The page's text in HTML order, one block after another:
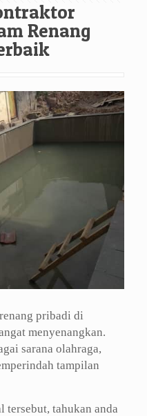
Renang
pribadi di
menyenangkan.
sarana olahraga,
tampilan
tersebut, tahukan anda